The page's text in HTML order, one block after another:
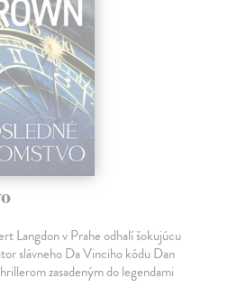
Langdon v Prahe odhalí šokujúcu
slávneho Da Vinciho kódu Dan
zasadeným do legendami